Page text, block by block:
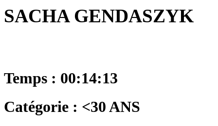
SACHA GENDASZYK
Temps : 00:14:13
Catégorie : <30 ANS